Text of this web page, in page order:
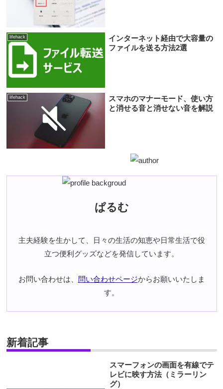
lifehack
インターネット経由で大容量の
ファイルを送る方法2選
lifehack
スマホのマナーモード、使い方
と消せる音と消せない音を解説
ぱるむ
主夫経験を生かして、日々の生活の知恵や日常生活で役
立つ便利グッズなどを発信しています。
お問い合わせは、 問い合わせページからお願いいたしま
す。
新着記事
スマーフォンの画面を有線でテ
レビに映す方法（ミラーリン
グ）